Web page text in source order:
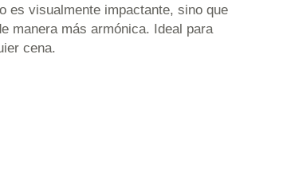
es visualmente impactante, sino que
manera más armónica. Ideal para
cena.